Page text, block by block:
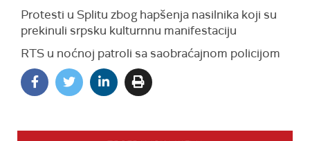
Protesti u Splitu zbog hapšenja nasilnika koji su
prekinuli srpsku kulturnnu manifestaciju
RTS u noćnoj patroli sa saobraćajnom policijom